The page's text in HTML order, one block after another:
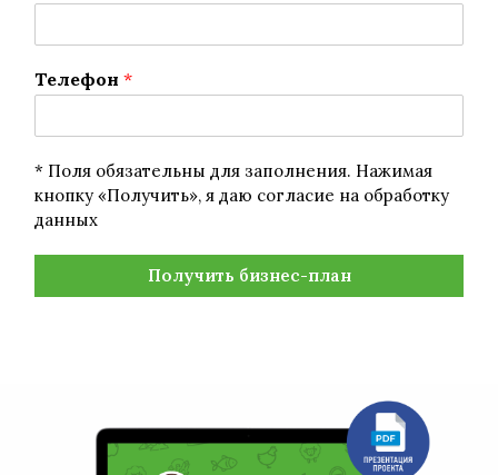
Телефон*
* Поля обязательны для заполнения. Нажимая
кнопку «Получить», я даю согласие на обработку
данных
Получить бизнес-план